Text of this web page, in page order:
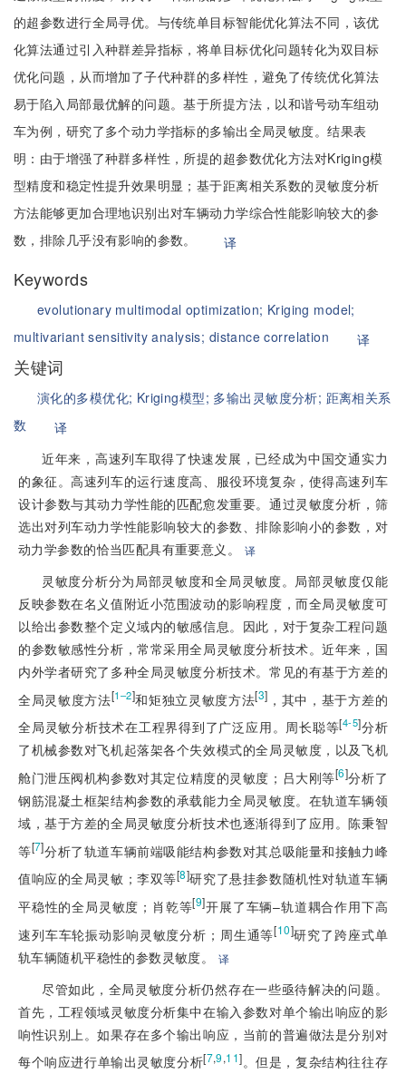
的超参数进行全局寻优。与传统单目标智能优化算法不同，该优
化算法通过引入种群差异指标，将单目标优化问题转化为双目标
优化问题，从而增加了子代种群的多样性，避免了传统优化算法
易于陷入局部最优解的问题。基于所提方法，以和谐号动车组动
车为例，研究了多个动力学指标的多输出全局灵敏度。结果表
明：由于增强了种群多样性，所提的超参数优化方法对Kriging模
型精度和稳定性提升效果明显；基于距离相关系数的灵敏度分析
方法能够更加合理地识别出对车辆动力学综合性能影响较大的参
数，排除几乎没有影响的参数。
译
Keywords
evolutionary multimodal optimization; Kriging model;
multivariant sensitivity analysis; distance correlation 译
关键词
演化的多模优化; Kriging模型; 多输出灵敏度分析; 距离相关系
数
译
近年来，高速列车取得了快速发展，已经成为中国交通实力
的象征。高速列车的运行速度高、服役环境复杂，使得高速列车
设计参数与其动力学性能的匹配愈发重要。通过灵敏度分析，筛
选出对列车动力学性能影响较大的参数、排除影响小的参数，对
动力学参数的恰当匹配具有重要意义。
译
灵敏度分析分为局部灵敏度和全局灵敏度。局部灵敏度仅能
反映参数在名义值附近小范围波动的影响程度，而全局灵敏度可
以给出参数整个定义域内的敏感信息。因此，对于复杂工程问题
的参数敏感性分析，常常采用全局灵敏度分析技术。近年来，国
内外学者研究了多种全局灵敏度分析技术。常见的有基于方差的
全局灵敏度方法[1–2]和矩独立灵敏度方法[3] ，其中，基于方差的
全局灵敏分析技术在工程界得到了广泛应用。周长聪等[4-5]分析
了机械参数对飞机起落架各个失效模式的全局灵敏度，以及飞机
舱门泄压阀机构参数对其定位精度的灵敏度；吕大刚等[6]分析了
钢筋混凝土框架结构参数的承载能力全局灵敏度。在轨道车辆领
域，基于方差的全局灵敏度分析技术也逐渐得到了应用。陈秉智
等[7]分析了轨道车辆前端吸能结构参数对其总吸能量和接触力峰
值响应的全局灵敏；李双等[8]研究了悬挂参数随机性对轨道车辆
平稳性的全局灵敏度；肖乾等[9]开展了车辆–轨道耦合作用下高
速列车车轮振动影响灵敏度分析；周生通等[10]研究了跨座式单
轨车辆随机平稳性的参数灵敏度。
译
尽管如此，全局灵敏度分析仍然存在一些亟待解决的问题。
首先，工程领域灵敏度分析集中在输入参数对单个输出响应的影
响性识别上。如果存在多个输出响应，当前的普遍做法是分别对
每个响应进行单输出灵敏度分析[7,9,11]。但是，复杂结构往往存